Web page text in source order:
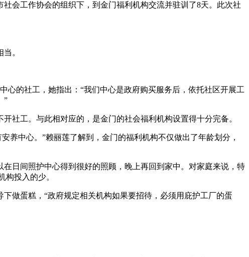
会工作协会的组织下，到金门福利机构交流并驻训了8天。此次社
。
心的社工，她指出：“我们中心是政府购买服务后，依托社区开展工
”
社工。与此相对应的，是金门的社会福利机构设置得十分完备。
养中心。”赖丽莲了解到，金门的福利机构不仅做出了年龄划分，
日间照护中心得到很好的照顾，晚上再回到家中。对家庭来说，特
投入的少。
做蛋糕，“政府规定相关机构如果要招待，必须用庇护工厂的蛋